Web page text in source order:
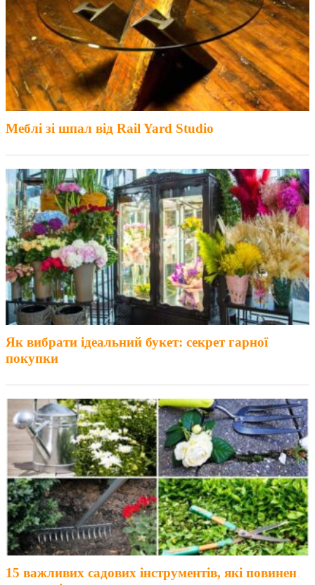
Меблі зі шпал від Rail Yard Studio
Як вибрати ідеальний букет: секрет гарної
покупки
15 важливих садових інструментів, які повинен